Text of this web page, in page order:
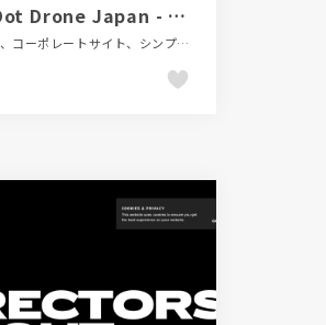
Red Dot Drone Japan - ドローンソフトウェア会社
イラスト、コーポレートサイト、シンプル、テクノロジー・サイエンス、ポップ、レッド系